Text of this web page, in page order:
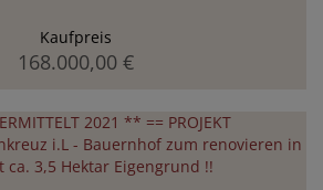
Kaufpreis
168.000,00 €